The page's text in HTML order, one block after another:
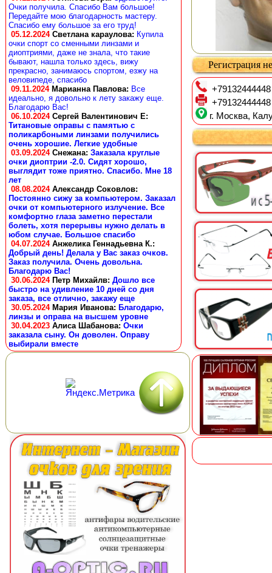
Очки получила. Спасибо Вам большое!
Передайте мою благодарность мастеру.
Спасибо ему большое за его труд!
05.12.2024 Светлана караулова: Купила
очки спорт со сменными линзами и
диоптриями, даже не знала, что такие
бывают, нашла только здесь, вижу
прекрасно, занимаюсь спортом, езжу на
веловипеде, спасибо
09.11.2024 Марианна Павлова: Все
идеально, я довольно к лету закажу еще.
Благодарю Вас!
06.10.2024 Сергей Валентинович Е:
Титановые оправы с памятью с
поликарбоными линзами получились
очень хорошие. Легкие удобные
03.09.2024 Снежана: Заказала круглые
очки диоптрии -2.0. Сидят хорошо,
выглядит тоже приятно. Спасибо. Мне 18
лет
08.08.2024 Александр Соковлов:
Постоянно сижу за компьютером. Заказал
очки от компьютерного излучение. Все
комфортно глаза заметно перестали
болеть, хотя перерывы нужно делать в
юбом случае. Большое спасибо
04.07.2024 Анжелика Геннадьевна К.:
Добрый день! Делала у Вас заказ очков.
Заказ получила. Очень довольна.
Благодарю Вас!
30.06.2024 Петр Михайлв: Дошло все
быстро на удивление 10 дней со дня
заказа, все отлично, закажу еще
30.05.2024 Мария Иванова: Благодарю,
линзы и оправа на высшем уровне
30.04.2023 Алиса Шабанова: Очки
заказала сыну. Он доволен. Оправу
выбирали вместе
Регистрация
+79132444448
+79132444448
г. Москва,